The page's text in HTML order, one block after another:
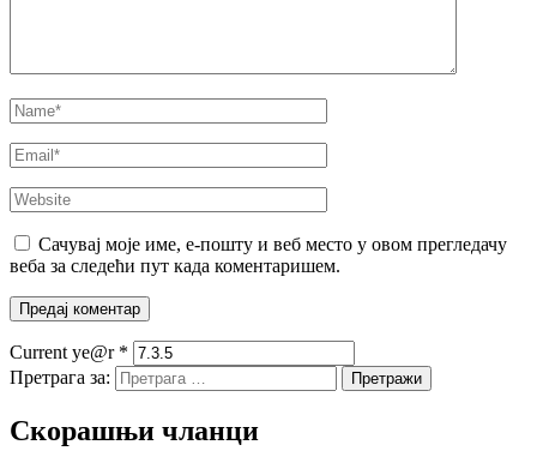
Сачувај моје име, е-пошту и веб место у овом прегледачу
веба за следећи пут када коментаришем.
Current ye@r *
Претрага за:
Скорашњи чланци